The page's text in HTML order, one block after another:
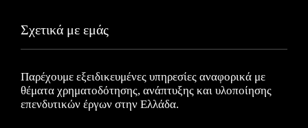
Σχετικά με εμάς
Παρέχουμε εξειδικευμένες υπηρεσίες αναφορικά με
θέματα χρηματοδότησης, ανάπτυξης και υλοποίησης
επενδυτικών έργων στην Ελλάδα.